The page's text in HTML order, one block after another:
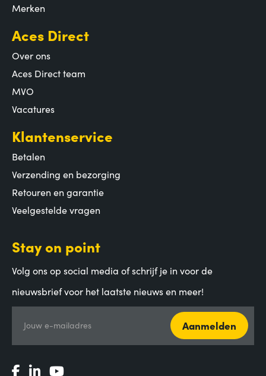
Merken
Aces Direct
Over ons
Aces Direct team
MVO
Vacatures
Klantenservice
Betalen
Verzending en bezorging
Retouren en garantie
Veelgestelde vragen
Stay on point
Volg ons op social media of schrijf je in voor de
nieuwsbrief voor het laatste nieuws en meer!
Jouw e-mailadres Aanmelden